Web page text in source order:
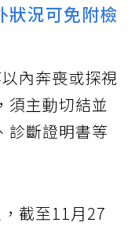
況可免附檢
內奔喪或探視
須主動切結並
診斷證明書等
截至11月27